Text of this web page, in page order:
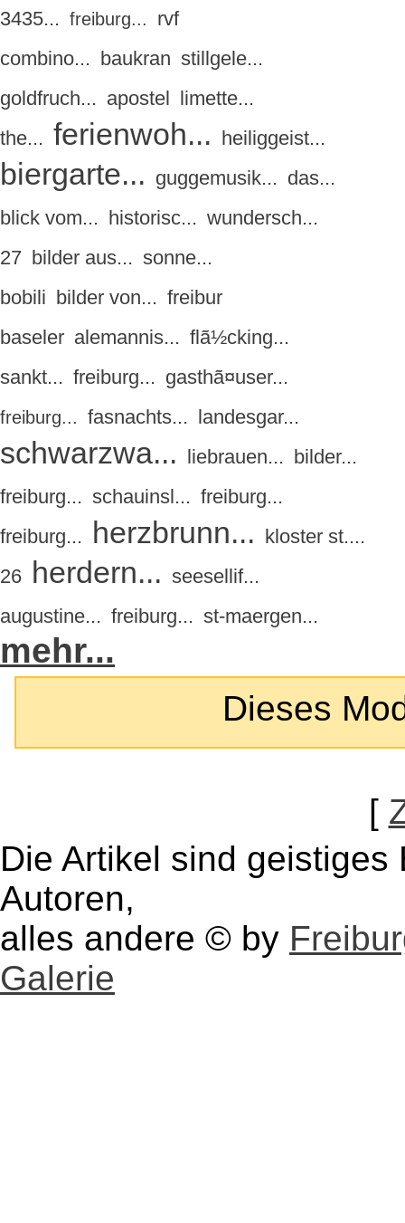
3435... freiburg...
rvf
combino... baukran stillgele...
goldfruch... apostel limette...
the... ferienwoh... heiliggeist...
biergarte... guggemusik... das...
blick vom... historisc... wundersch...
27 bilder aus... sonne...
bobili bilder von... freibur
baseler alemannis... flã½cking...
sankt... freiburg... gasthã¤user...
freiburg... fasnachts... landesgar...
schwarzwa... liebrauen... bilder...
freiburg... schauinsl... freiburg...
freiburg... herzbrunn... kloster st....
26 herdern... seesellif...
augustine... freiburg... st-maergen...
mehr...
Dieses
[
Die Artikel sind
Autoren,
alles andere © by
Galerie